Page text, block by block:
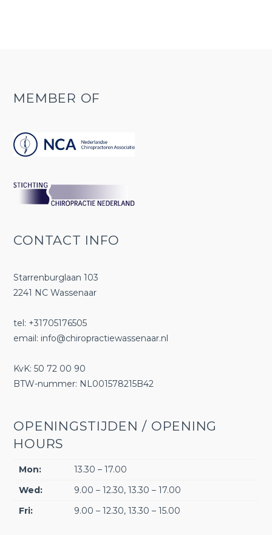
MEMBER OF
CONTACT INFO
Starrenburglaan 103
2241 NC Wassenaar
tel: +31705176505
email: info@chiropractiewassenaar.nl
KvK: 50 72 00 90
BTW-nummer: NL001578215B42
OPENINGSTIJDEN / OPENING
HOURS
Mon:
13.30 – 17.00
Wed:
9.00 – 12.30, 13.30 – 17.00
Fri:
9.00 – 12.30, 13.30 – 15.00